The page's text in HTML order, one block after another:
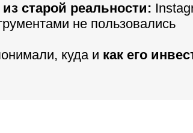
из старой реальности:
не пользовались
куда и как его